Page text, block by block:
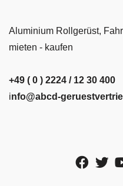
Aluminium Rollgerüst,
mieten - kaufen
+49 ( 0 ) 2224 / 12 30 400
info@abcd-